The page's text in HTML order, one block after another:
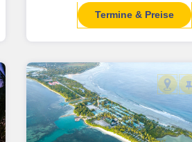
Termine & Preise